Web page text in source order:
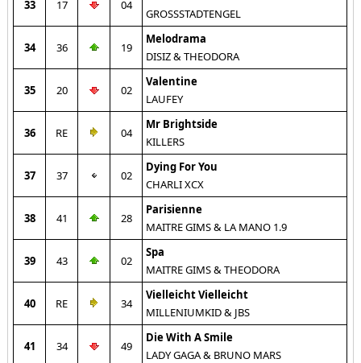
33 17 04
GROSSSTADTENGEL
34 36 19
Melodrama
DISIZ & THEODORA
35 20 02
Valentine
LAUFEY
36 RE 04
Mr Brightside
KILLERS
37 37 02
Dying For You
CHARLI XCX
38 41 28
Parisienne
MAITRE GIMS & LA MANO 1.9
39 43 02
Spa
MAITRE GIMS & THEODORA
40 RE 34
Vielleicht Vielleicht
MILLENIUMKID & JBS
41 34 49
Die With A Smile
LADY GAGA & BRUNO MARS